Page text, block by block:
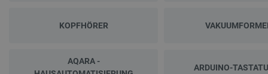
KOPFHÖRER
AQARA -
ARDUINO-